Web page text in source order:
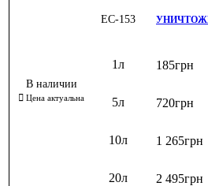
ЕС-153
1л 185грн
5л 720грн
10л 1 265грн
20л 2 495грн